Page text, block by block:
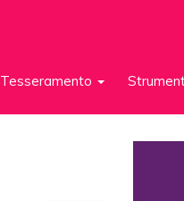
Tesseramento